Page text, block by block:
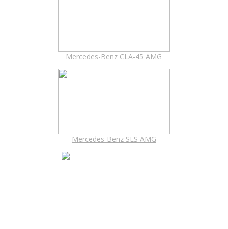
Mercedes-Benz CLA-45 AMG
Mercedes-Benz SLS AMG